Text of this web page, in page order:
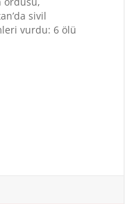
sivil
vurdu: 6 ölü